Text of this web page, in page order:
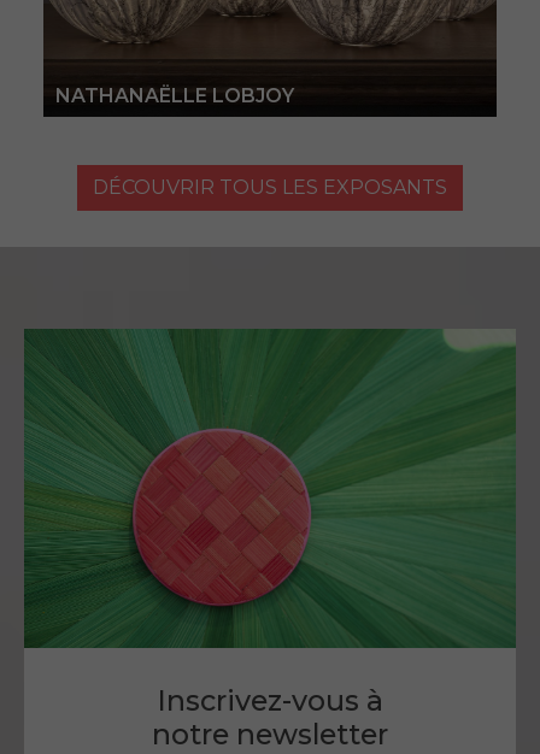
NATHANAËLLE LOBJOY
DÉCOUVRIR TOUS LES EXPOSANTS
Inscrivez-vous à
notre newsletter